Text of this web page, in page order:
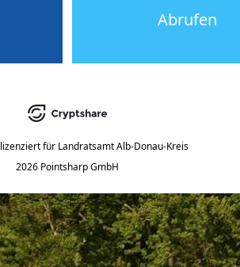
Abrufen
lizenziert für Landratsamt Alb-Donau-Kreis
2026 Pointsharp GmbH